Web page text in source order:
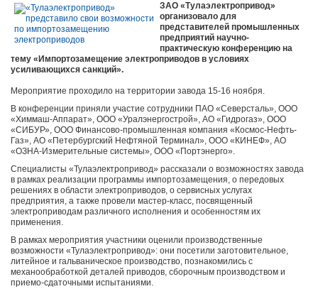
ЗАО «Тулаэлектропривод»
организовало для
представителей промышленных
предприятий научно-
практическую конференцию на
тему «Импортозамещение электроприводов в условиях
усиливающихся санкций».
Мероприятие проходило на территории завода 15-16 ноября.
В конференции приняли участие сотрудники ПАО «Северсталь», ООО
«Химмаш-Аппарат», ООО «Уралэнергострой», АО «Гидрогаз», ООО
«СИБУР», ООО Финансово-промышленная компания «Космос-Нефть-
Газ», АО «Петербургский Нефтяной Терминал», ООО «КИНЕФ», АО
«ОЗНА-Измерительные системы», ООО «Портэнерго».
Специалисты «Тулаэлектропривод» рассказали о возможностях завода
в рамках реализации программы импортозамещения, о передовых
решениях в области электроприводов, о сервисных услугах
предприятия, а также провели мастер-класс, посвященный
электроприводам различного исполнения и особенностям их
применения.
В рамках мероприятия участники оценили производственные
возможности «Тулаэлектропривод»: они посетили заготовительное,
литейное и гальваническое производство, познакомились с
механообработкой деталей приводов, сборочным производством и
приемо-сдаточными испытаниями.